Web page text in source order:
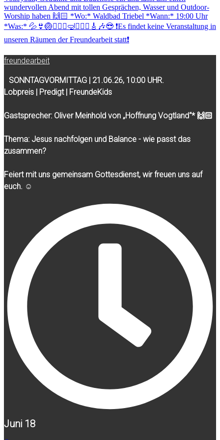
freundearbeit
SONNTAGVORMITTAG | 21.06.26, 10:00 UHR.
Lobpreis | Predigt | FreundeKids
Gastsprecher: Oliver Meinhold von „Hoffnung Vogtland“* 🙌🏻
Thema: Jesus nachfolgen und Balance - wie passt das
zusammen?
Feiert mit uns gemeinsam Gottesdienst, wir freuen uns auf
euch. ☺️
Juni 18